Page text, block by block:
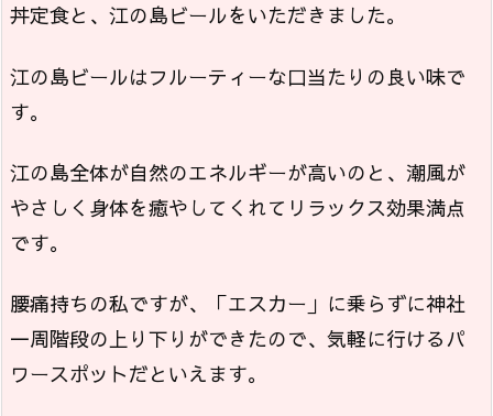
丼定食と、江の島ビールをいただきました。
江の島ビールはフルーティーな口当たりの良い味で
す。
江の島全体が自然のエネルギーが高いのと、潮風が
やさしく身体を癒やしてくれてリラックス効果満点
です。
腰痛持ちの私ですが、「エスカー」に乗らずに神社
一周階段の上り下りができたので、気軽に行けるパ
ワースポットだといえます。